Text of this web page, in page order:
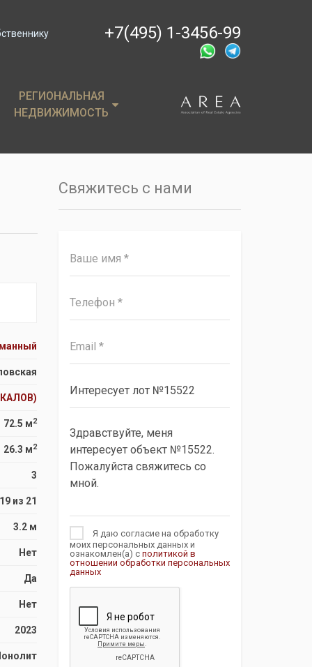
+7(495) 1-3456-99
РЕГИОНАЛЬНАЯ
НЕДВИЖИМОСТЬ
РЕГИОНАЛЬНАЯ
НЕДВИЖИМОСТЬ
72.5 м2
26.3 м2
3
19 из 21
3.2 м
Нет
Да
Нет
2023
Свяжитесь с нами
Я даю согласие на обработку
моих персональных данных и
ознакомлен(а) с политикой в
отношении обработки персональных
данных